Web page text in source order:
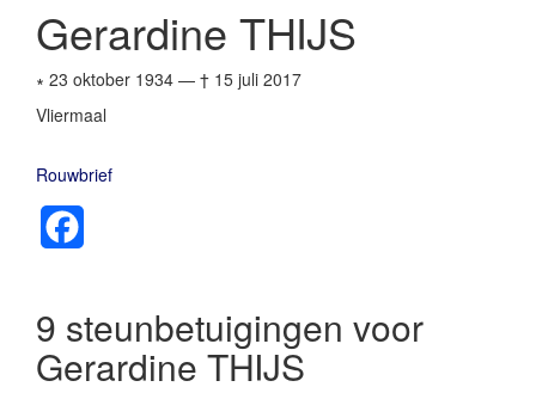
Gerardine THIJS
∗ 23 oktober 1934 — † 15 juli 2017
Vliermaal
Rouwbrief
9 steunbetuigingen voor
Gerardine THIJS